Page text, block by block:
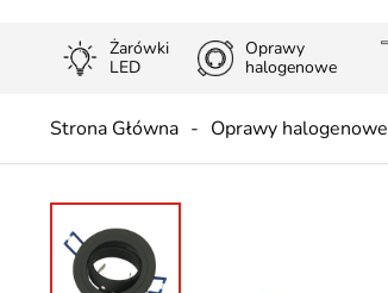
Żarówki
LED
Oprawy
halogenowe
Strona Główna Oprawy halogenowe